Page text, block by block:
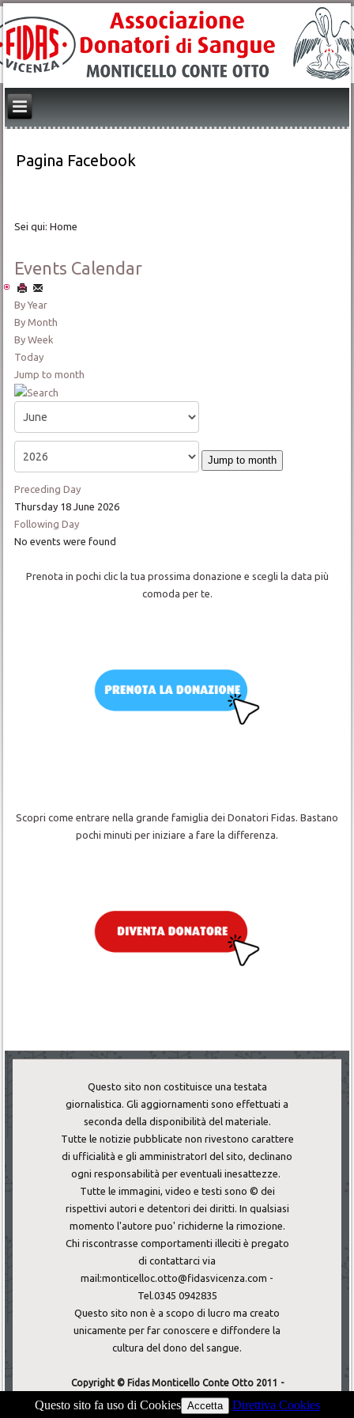
Pagina Facebook
Sei qui:Home
Events Calendar
By Year
By Month
By Week
Today
Jump to month
Jump to month
Preceding Day
Thursday 18 June 2026
Following Day
No events were found
Prenota in pochi clic la tua prossima donazione e scegli la data più
comoda per te.
Scopri come entrare nella grande famiglia dei Donatori Fidas. Bastano
pochi minuti per iniziare a fare la differenza.
Questo sito non costituisce una testata
giornalistica. Gli aggiornamenti sono effettuati a
seconda della disponibilità del materiale.
Tutte le notizie pubblicate non rivestono carattere
di ufficialità e gli amministratorI del sito, declinano
ogni responsabilità per eventuali inesattezze.
Tutte le immagini, video e testi sono © dei
rispettivi autori e detentori dei diritti. In qualsiasi
momento l'autore puo' richiderne la rimozione.
Chi riscontrasse comportamenti illeciti è pregato
di contattarci via
mail:monticelloc.otto@fidasvicenza.com -
Tel.0345 0942835
Questo sito non è a scopo di lucro ma creato
unicamente per far conoscere e diffondere la
cultura del dono del sangue.
Copyright © Fidas Monticello Conte Otto 2011 -
F.Corà - All Rights Reserved.
Questo sito fa uso di Cookies Accetta Direttiva Cookies